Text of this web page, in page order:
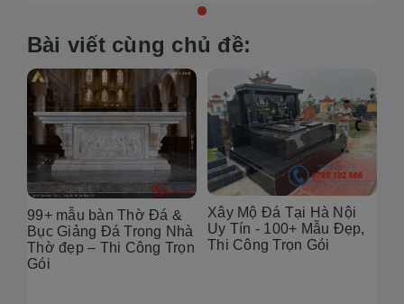
Bài viết cùng chủ đề:
99+ mẫu bàn Thờ Đá &
Bục Giảng Đá Trong Nhà
Thờ đẹp – Thi Công Trọn
Gói
Xây Mộ Đá Tại Hà Nội
Uy Tín - 100+ Mẫu Đẹp,
Thi Công Trọn Gói